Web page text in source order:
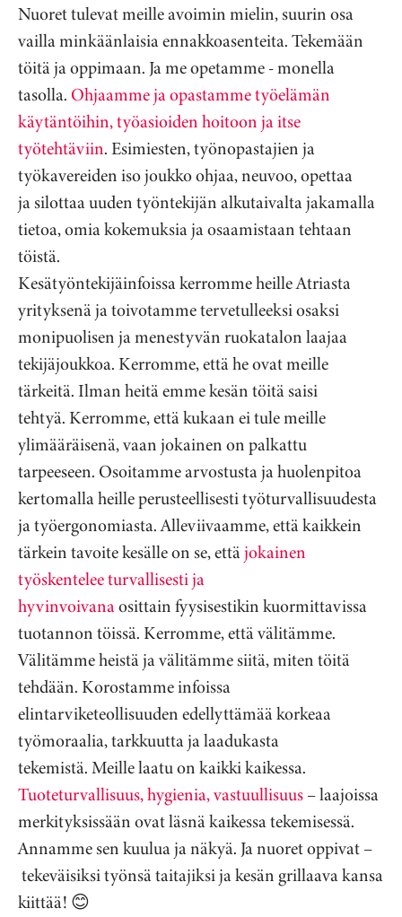
Nuoret tulevat meille avoimin mielin, suurin osa
vailla minkäänlaisia ennakkoasenteita. Tekemään
töitä ja oppimaan. Ja me opetamme - monella
tasolla.Ohjaamme ja opastamme työelämän
käytäntöihin, työasioiden hoitoon ja itse
työtehtäviin. Esimiesten, työnopastajien ja
työkavereiden iso joukko ohjaa, neuvoo, opettaa
ja silottaa uuden työntekijän alkutaivalta jakamalla
tietoa, omia kokemuksia ja osaamistaan tehtaan
töistä.
Kesätyöntekijäinfoissa kerromme heille Atriasta
yrityksenä ja toivotamme tervetulleeksi osaksi
monipuolisen ja menestyvän ruokatalon laajaa
tekijäjoukkoa. Kerromme, että he ovat meille
tärkeitä. Ilman heitä emme kesän töitä saisi
tehtyä. Kerromme, että kukaan ei tule meille
ylimääräisenä, vaan jokainen on palkattu
tarpeeseen. Osoitamme arvostusta ja huolenpitoa
kertomalla heille perusteellisesti työturvallisuudesta
ja työergonomiasta. Alleviivaamme, että kaikkein
tärkein tavoite kesälle on se, ettäjokainen
työskentelee turvallisesti ja
hyvinvoivanaosittain fyysisestikin kuormittavissa
tuotannon töissä. Kerromme, että välitämme.
Välitämme heistä ja välitämme siitä, miten töitä
tehdään. Korostamme infoissa
elintarviketeollisuuden edellyttämää korkeaa
työmoraalia, tarkkuutta ja laadukasta
tekemistä. Meille laatu on kaikki kaikessa.
Tuoteturvallisuus, hygienia, vastuullisuus– laajoissa
merkityksissään ovat läsnä kaikessa tekemisessä.
Annamme sen kuulua ja näkyä. Ja nuoret oppivat –
tekeväisiksi työnsä taitajiksi ja kesän grillaava kansa
kiittää! 😊